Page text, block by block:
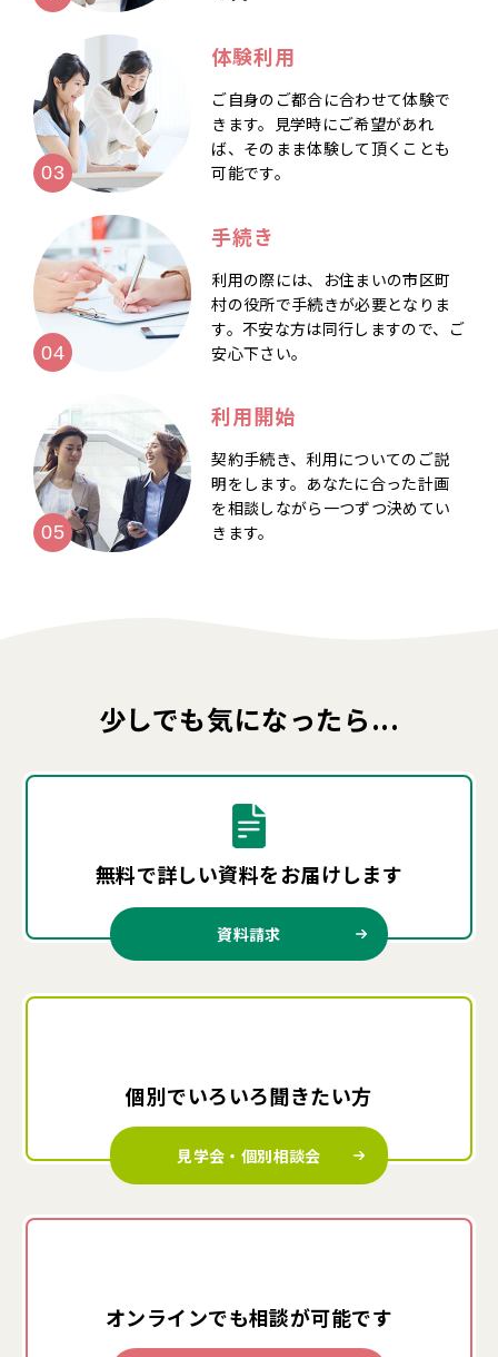
体験利用
ご自身のご都合に合わせて体験で
きます。見学時にご希望があれ
ば、そのまま体験して頂くことも
可能です。
手続き
利用の際には、お住まいの市区町
村の役所で手続きが必要となりま
す。不安な方は同行しますので、ご
安心下さい。
利用開始
契約手続き、利用についてのご説
明をします。あなたに合った計画
を相談しながら一つずつ決めてい
きます。
少しでも気になったら...
無料で詳しい資料をお届けします
資料請求
個別でいろいろ聞きたい方
見学会・個別相談会
オンラインでも相談が可能です